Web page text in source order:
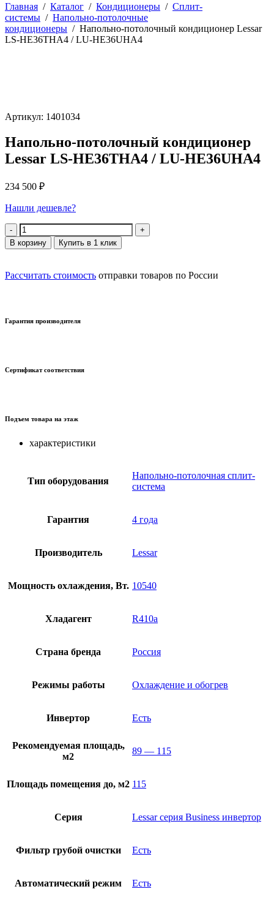
Главная / Каталог / Кондиционеры / Сплит-
системы / Напольно-потолочные
кондиционеры / Напольно-потолочный кондиционер Lessar
LS-HE36THA4 / LU-HE36UHA4
Артикул: 1401034
Напольно-потолочный кондиционер
Lessar LS-HE36THA4 / LU-HE36UHA4
234 500 ₽
Нашли дешевле?
Количество
В корзину Купить в 1 клик
Рассчитать стоимость отправки товаров по России
Гарантия производителя
Сертификат соответствия
Подъем товара на этаж
характеристики
Тип оборудования
Напольно-потолочная сплит-
система
Гарантия 4 года
Производитель Lessar
Мощность охлаждения, Вт. 10540
Хладагент R410a
Страна бренда Россия
Режимы работы Охлаждение и обогрев
Инвертор Есть
Рекомендуемая площадь,
м2
89 — 115
Площадь помещения до, м2 115
Серия Lessar серия Business инвертор
Фильтр грубой очистки Есть
Автоматический режим Есть